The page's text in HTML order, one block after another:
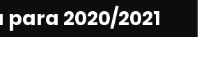
2020/2021